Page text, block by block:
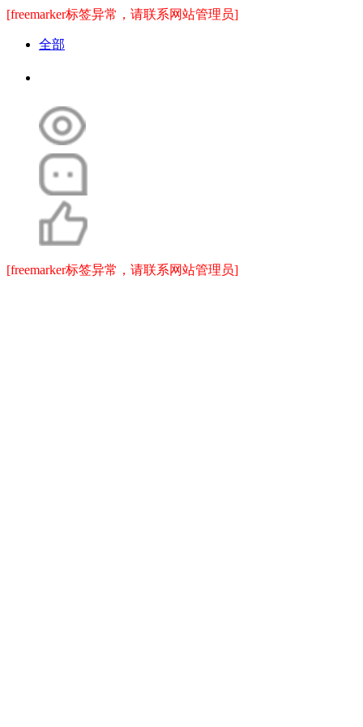
[freemarker标签异常，请联系网站管理员]
全部
[freemarker标签异常，请联系网站管理员]